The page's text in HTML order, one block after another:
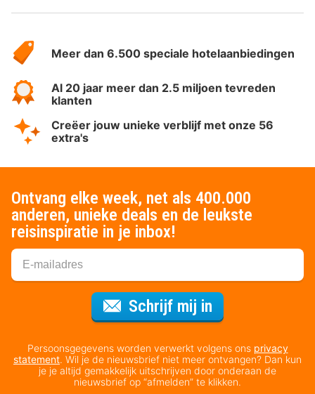
HotelSpecials
Meer dan 6.500 speciale hotelaanbiedingen
Al 20 jaar meer dan 2.5 miljoen tevreden
klanten
Creëer jouw unieke verblijf met onze 56
extra's
Ontvang elke week, net als 400.000
anderen, unieke deals en de leukste
reisinspiratie in je inbox!
Schrijf mij in
Persoonsgegevens worden verwerkt volgens ons privacy
statement. Wil je de nieuwsbrief niet meer ontvangen? Dan kun
je je altijd gemakkelijk uitschrijven door onderaan de
nieuwsbrief op “afmelden” te klikken.